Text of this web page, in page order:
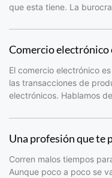
que esta tiene. La
Comercio electrónico
El comercio electrónico
las transacciones de
electrónicos. Hablamos
Una profesión que te
Corren malos tiempos
Aunque poco a poco se